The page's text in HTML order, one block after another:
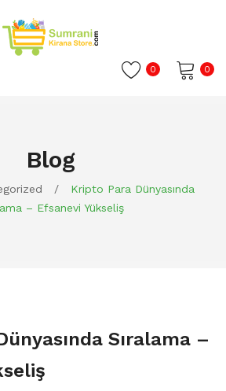
0
0
Blog
/
Kripto Para Dünyasında
– Efsanevi Yükseliş
Sıralama –